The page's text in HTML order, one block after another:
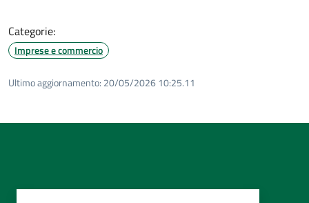
Categorie:
Imprese e commercio
Ultimo aggiornamento: 20/05/2026 10:25.11